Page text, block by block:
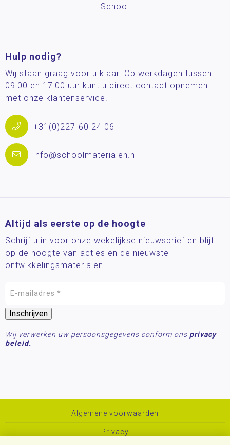
School
Hulp nodig?
Wij staan graag voor u klaar. Op werkdagen tussen
09:00 en 17:00 uur kunt u direct contact opnemen
met onze klantenservice.
+31(0)227-60 24 06
info@schoolmaterialen.nl
Altijd als eerste op de hoogte
Schrijf u in voor onze wekelijkse nieuwsbrief en blijf
op de hoogte van acties en de nieuwste
ontwikkelingsmaterialen!
Wij verwerken uw persoonsgegevens conform ons privacy
beleid.
Algemene voorwaarden
Privacy